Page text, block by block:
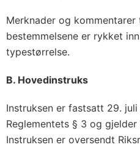
Merknader og
bestemmelsene er rykket
typestørrelse.
B. Hovedinstruks
Instruksen er fastsatt 29.
Reglementets § 3 og
Instruksen er oversendt